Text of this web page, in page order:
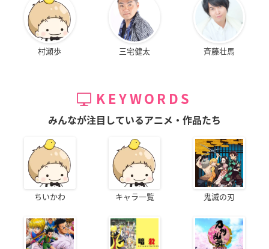
村瀬歩 三宅健太 斉藤壮馬
KEYWORDS
みんなが注目しているアニメ・作品たち
ちいかわ キャラ一覧 鬼滅の刃